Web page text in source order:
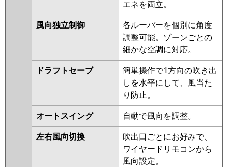
PLZ-ERMP112HLE6 PLZ-
ERMP112HE6
RCI-GP112RHN6 RCI-
GP112RSH12
三菱重工
FDTV1126H6SA-rak
FDTV1126H6SA-airf
FDTV1126H6SA FDTV1126H6SA-
osj
パナソニック PA-P112U7KNCX PA-P112U7KC
PA-P112U7KNC PA-P112U7HNC
PA-P112U7HNCX PA-P112U7HC
GUSA11214PXU RUEA11232MUB
RUEA11232XU RUSA11234XU
RUSA11234MUB RUHA11231MUB
RUEA11231MUB RUSA11233MUB
RUHA11231MU RUHA11231XU
RUEA11231MU RUEA11231XU
RUSA11233MU RUSA11233XU
RUEA11231M RUEA11231X
RUHA11231M RUHA11231X
AUHA11274M-R
AUHA11274X AUHA11274X-R
AUEA11237M AUEA11237X
RUSA11233M RUSA11233X
エネを両立。
風向独立制御
各ルーバーを個別に角度
調整可能。ゾーンごとの
細かな空調に対応。
ドラフトセーブ
簡単操作で1方向の吹き出
しを水平にして、風当た
り防止。
オートスイング 自動で風向を調整。
左右風向切換
吹出口ごとにお好みで、
ワイヤードリモコンから
風向設定。